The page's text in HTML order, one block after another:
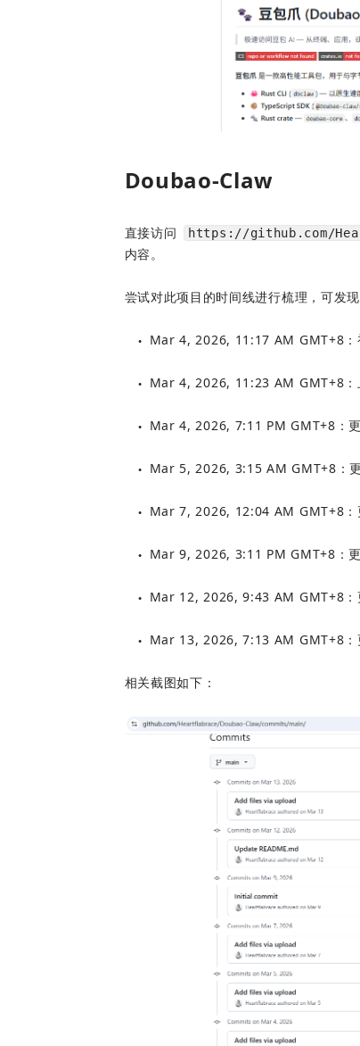
Doubao-Claw
直接访问 https://github.com/
内容。
尝试对此项目的时间线进行梳理，可发
● Mar 4, 2026, 11:17 AM GMT+8：
● Mar 4, 2026, 11:23 AM GMT+8
● Mar 4, 2026, 7:11 PM GMT+8：
● Mar 5, 2026, 3:15 AM GMT+8：
● Mar 7, 2026, 12:04 AM GMT+8
● Mar 9, 2026, 3:11 PM GMT+8
● Mar 12, 2026, 9:43 AM GMT+8：
● Mar 13, 2026, 7:13 AM GMT+8：
相关截图如下：